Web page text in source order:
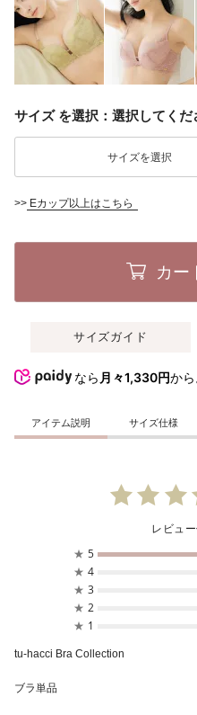
サイズ 選択してくだ
>> Eカップ以上はこちら
カー
サイズガイド
なら 月々1,330円か
アイテム説明 サイズ仕様
レビュー
★ 5
★ 4
★ 3
★ 2
★ 1
tu-hacci Bra Collection
ブラ単品